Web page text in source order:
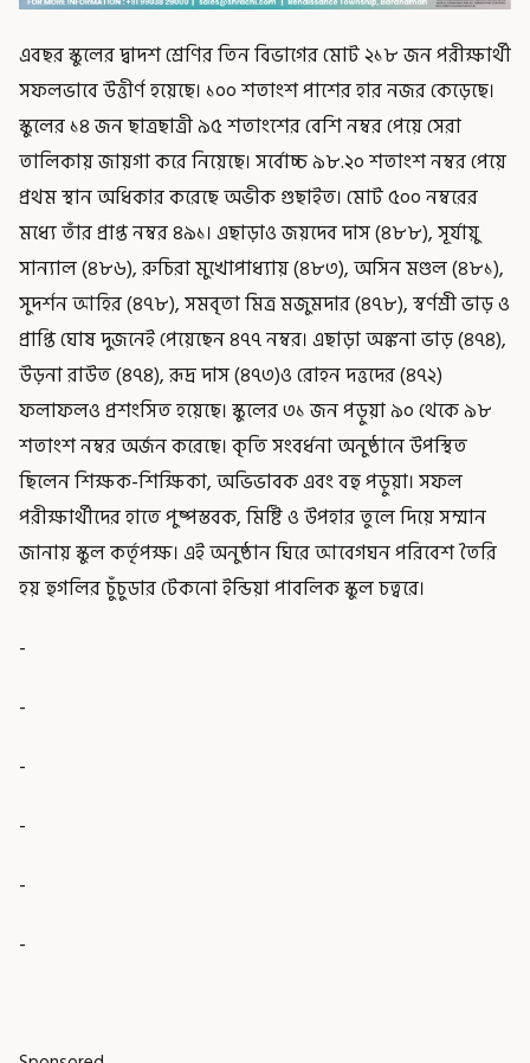
এবছর স্কুলের দ্বাদশ শ্রেণির তিন বিভাগের মোট ২১৮ জন পরীক্ষার্থী
সফলভাবে উত্তীর্ণ হয়েছে। ১০০ শতাংশ পাশের হার নজর কেড়েছে।
স্কুলের ১৪ জন ছাত্রছাত্রী ৯৫ শতাংশের বেশি নম্বর পেয়ে সেরা
তালিকায় জায়গা করে নিয়েছে। সর্বোচ্চ ৯৮.২০ শতাংশ নম্বর পেয়ে
প্রথম স্থান অধিকার করেছে অভীক গুছাইত। মোট ৫০০ নম্বরের
মধ্যে তাঁর প্রাপ্ত নম্বর ৪৯১। এছাড়াও জয়দেব দাস (৪৮৮), সূর্যায়ু
সান্যাল (৪৮৬), রুচিরা মুখোপাধ্যায় (৪৮৩), অসিন মণ্ডল (৪৮১),
সুদর্শন আহির (৪৭৮), সমবৃতা মিত্র মজুমদার (৪৭৮), স্বর্ণশ্রী ভাড় ও
প্রাপ্তি ঘোষ দুজনেই পেয়েছেন ৪৭৭ নম্বর। এছাড়া অঙ্কনা ভাড় (৪৭৪),
উড়না রাউত (৪৭৪), রূদ্র দাস (৪৭৩)ও রোহন দত্তদের (৪৭২)
ফলাফলও প্রশংসিত হয়েছে। স্কুলের ৩১ জন পড়ুয়া ৯০ থেকে ৯৮
শতাংশ নম্বর অর্জন করেছে। কৃতি সংবর্ধনা অনুষ্ঠানে উপস্থিত
ছিলেন শিক্ষক-শিক্ষিকা, অভিভাবক এবং বহু পড়ুয়া। সফল
পরীক্ষার্থীদের হাতে পুষ্পস্তবক, মিষ্টি ও উপহার তুলে দিয়ে সম্মান
জানায় স্কুল কর্তৃপক্ষ। এই অনুষ্ঠান ঘিরে আবেগঘন পরিবেশ তৈরি
হয় হুগলির চুঁচুডার টেকনো ইন্ডিয়া পাবলিক স্কুল চত্বরে।
-
-
-
-
-
-